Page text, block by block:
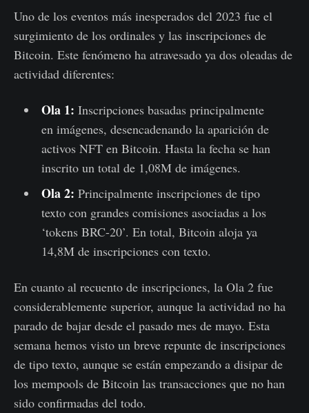
Uno de los eventos más inesperados del 2023 fue el
surgimiento de los ordinales y las inscripciones de
Bitcoin. Este fenómeno ha atravesado ya dos oleadas de
actividad diferentes:
Ola 1: Inscripciones basadas principalmente
en imágenes, desencadenando la aparición de
activos NFT en Bitcoin. Hasta la fecha se han
inscrito un total de 1,08M de imágenes.
Ola 2: Principalmente inscripciones de tipo
texto con grandes comisiones asociadas a los
‘tokens BRC-20’. En total, Bitcoin aloja ya
14,8M de inscripciones con texto.
En cuanto al recuento de inscripciones, la Ola 2 fue
considerablemente superior, aunque la actividad no ha
parado de bajar desde el pasado mes de mayo. Esta
semana hemos visto un breve repunte de inscripciones
de tipo texto, aunque se están empezando a disipar de
los mempools de Bitcoin las transacciones que no han
sido confirmadas del todo.